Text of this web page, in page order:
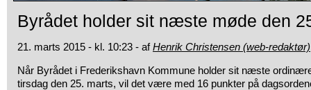
Byrådet holder sit næste møde den
21. marts 2015 - kl. 10:23 - afHenrik Christensen (web-redaktør)
Når Byrådet i Frederikshavn Kommune holder sit næste
tirsdag den 25. marts, vil det være med 16 punkter på